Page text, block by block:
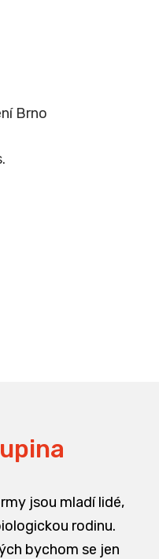
Brno
jsou mladí lidé,
rodinu.
bychom se jen